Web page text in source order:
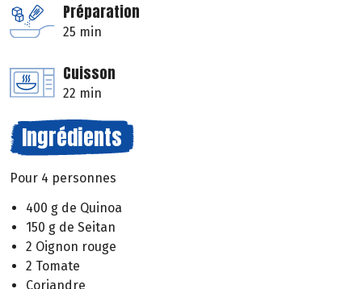
Préparation
25 min
Cuisson
22 min
Ingrédients
Pour 4 personnes
400 g de Quinoa
150 g de Seitan
2 Oignon rouge
2 Tomate
Coriandre